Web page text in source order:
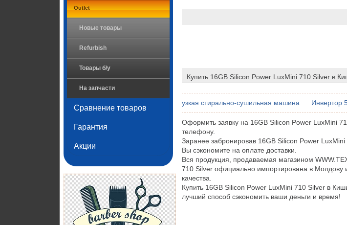
Outlet
Новые товары
Refurbish
Товары б/у
На запчасти
Сравнение товаров
Гарантия
Акции
Купить 16GB Silicon Power LuxMini 710 Silver в
узкая стирально-сушильная машина Инвертор
Оформить заявку на 16GB Silicon Power LuxMini
телефону.
Заранее забронировав 16GB Silicon Power
Вы сэкономите на оплате доставки.
Вся продукция, продаваемая магазином
710 Silver официально импортирована в Молдову
качества.
Купить 16GB Silicon Power LuxMini 710 Silver в
лучший способ сэкономить ваши деньги и время!